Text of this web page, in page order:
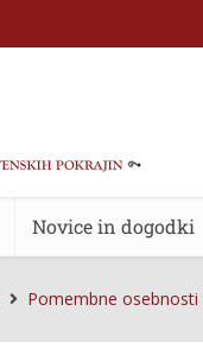
Novice in dogodki
Pomembne osebnosti